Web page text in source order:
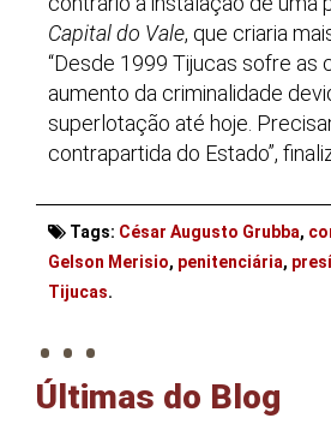
Capital do Vale, que criaria
“Desde 1999 Tijucas sofre as
aumento da criminalidade
superlotação até hoje.
contrapartida do Estado”,
Tags: César Augusto Grubba,
Gelson Merisio, penitenciária,
Tijucas.
. . .
Últimas do Blog